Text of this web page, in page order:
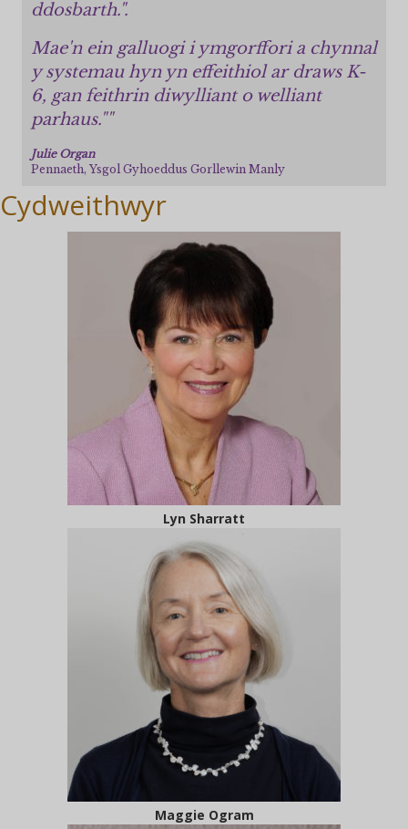
ddosbarth.".
Mae'n ein galluogi i ymgorffori a chynnal
y systemau hyn yn effeithiol ar draws K-
6, gan feithrin diwylliant o welliant
parhaus.""
Julie Organ
Pennaeth, Ysgol Gyhoeddus Gorllewin Manly
Cydweithwyr
Lyn Sharratt
Maggie Ogram